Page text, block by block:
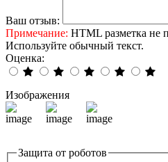
Ваш отзыв:
Примечание: HTML разметка не
Используйте обычный текст.
Оценка:
Изображения
Защита от роботов